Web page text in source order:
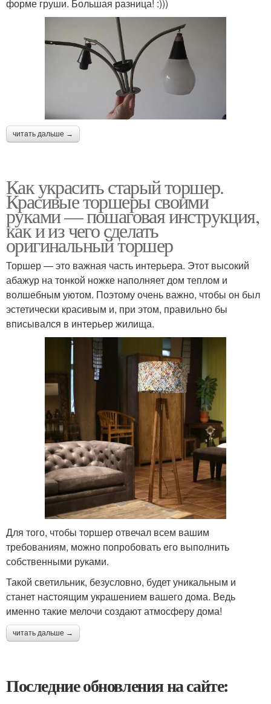
форме груши. Большая разница! :)))
читать дальше →
Как украсить старый торшер.
Красивые торшеры своими
руками — пошаговая инструкция,
как и из чего сделать
оригинальный торшер
Торшер — это важная часть интерьера. Этот высокий
абажур на тонкой ножке наполняет дом теплом и
волшебным уютом. Поэтому очень важно, чтобы он был
эстетически красивым и, при этом, правильно бы
вписывался в интерьер жилища.
Для того, чтобы торшер отвечал всем вашим
требованиям, можно попробовать его выполнить
собственными руками.
Такой светильник, безусловно, будет уникальным и
станет настоящим украшением вашего дома. Ведь
именно такие мелочи создают атмосферу дома!
читать дальше →
Последние обновления на сайте: